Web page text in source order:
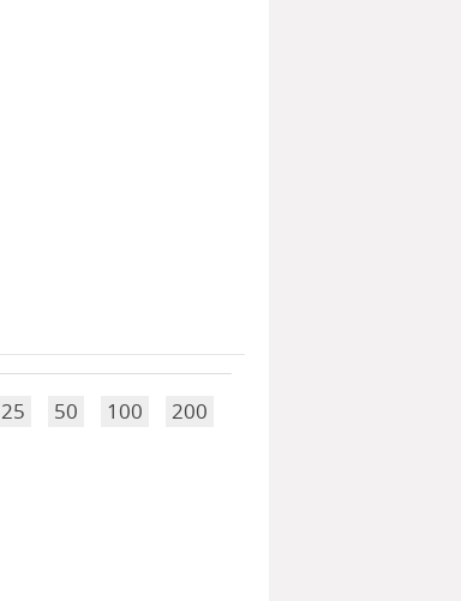
25 50 100 200